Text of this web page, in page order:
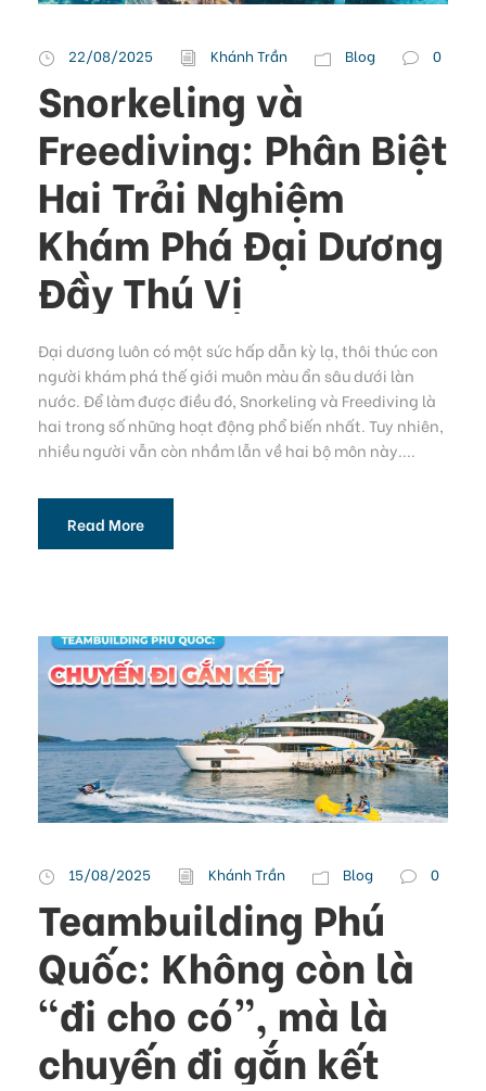
22/08/2025 Khánh Trần Blog 0
Snorkeling và
Freediving: Phân Biệt
Hai Trải Nghiệm
Khám Phá Đại Dương
Đầy Thú Vị
Đại dương luôn có một sức hấp dẫn kỳ lạ, thôi thúc con
người khám phá thế giới muôn màu ẩn sâu dưới làn
nước. Để làm được điều đó, Snorkeling và Freediving là
hai trong số những hoạt động phổ biến nhất. Tuy nhiên,
nhiều người vẫn còn nhầm lẫn về hai bộ môn này....
Read More
15/08/2025 Khánh Trần Blog 0
Teambuilding Phú
Quốc: Không còn là
“đi cho có”, mà là
chuyến đi gắn kết